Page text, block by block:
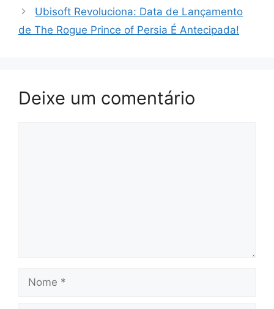
Ubisoft Revoluciona: Data de Lançamento
de The Rogue Prince of Persia É Antecipada!
Deixe um comentário